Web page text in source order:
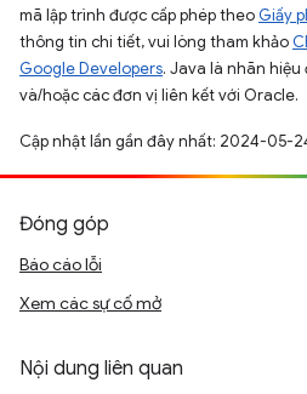
mã lập trình được cấp phép theo Giấy
thông tin chi tiết, vui lòng tham khảo
Google Developers. Java là nhãn
và/hoặc các đơn vị liên kết với Oracle.
Cập nhật lần gần đây nhất: 2024-05-
Đóng góp
Báo cáo lỗi
Xem các sự cố mở
Nội dung liên quan